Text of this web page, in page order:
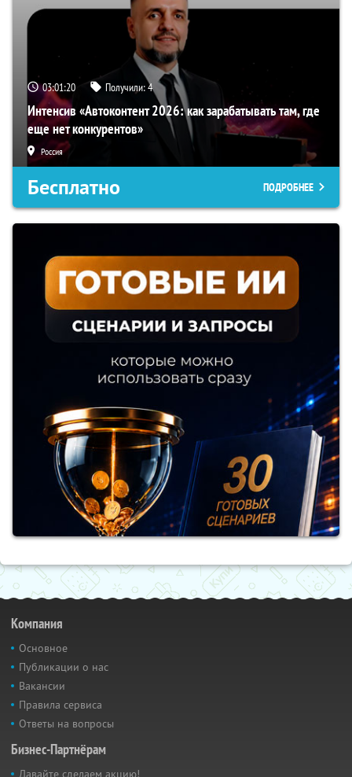
03:01:19 Получили:4
Интенсив «Автоконтент 2026: как зарабатывать там, где
еще нет конкурентов»
Россия
Бесплатно ПОДРОБНЕЕ
Компания
Основное
Публикации о нас
Вакансии
Правила сервиса
Ответы на вопросы
Бизнес-Партнёрам
Давайте сделаем акцию!